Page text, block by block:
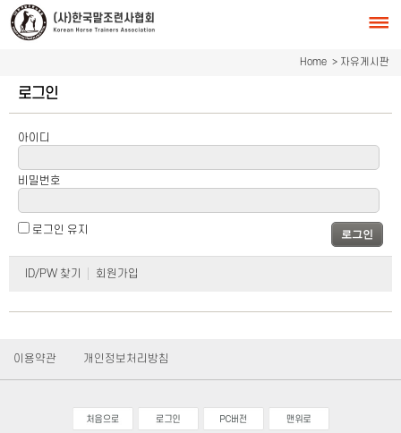
Home > 자유게시판
로그인
아이디
비밀번호
로그인 유지 로그인
ID/PW 찾기 회원가입
이용약관 개인정보처리방침